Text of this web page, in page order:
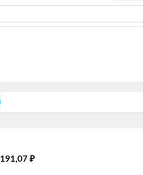
191,07 ₽